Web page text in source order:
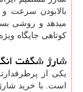
بالابودن سرعت
میدهد و روشی
کوتاهی جایگاه
شارژ شگفت
یکی از
است. با خرید